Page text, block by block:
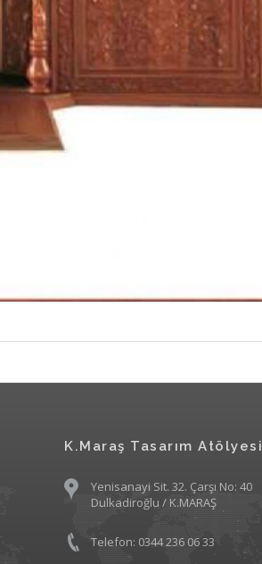
K.Maraş Tasarım Atölyesi
Yenisanayi Sit. 32. Çarşı No: 40
Dulkadiroğlu / K.MARAŞ
Telefon: 0344 236 06 33